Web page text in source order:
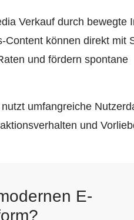
Verkauf durch bewegte
können direkt mit
und fördern spontane
umfangreiche
und
E-